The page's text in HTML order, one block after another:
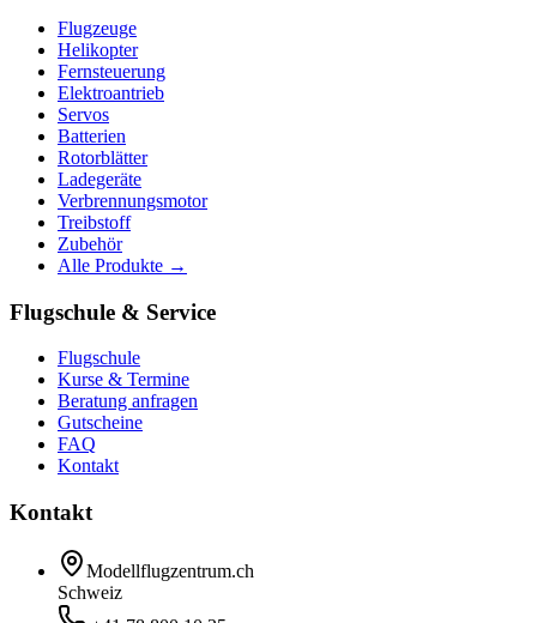
Flugzeuge
Helikopter
Fernsteuerung
Elektroantrieb
Servos
Batterien
Rotorblätter
Ladegeräte
Verbrennungsmotor
Treibstoff
Zubehör
Alle Produkte →
Flugschule & Service
Flugschule
Kurse & Termine
Beratung anfragen
Gutscheine
FAQ
Kontakt
Kontakt
Modellflugzentrum.ch
Schweiz